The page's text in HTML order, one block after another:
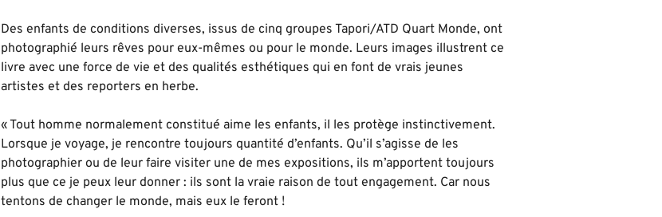
Des enfants de conditions diverses, issus de cinq groupes Tapori/ATD Quart Monde, ont
photographié leurs rêves pour eux-mêmes ou pour le monde. Leurs images illustrent ce
livre avec une force de vie et des qualités esthétiques qui en font de vrais jeunes
artistes et des reporters en herbe.
« Tout homme normalement constitué aime les enfants, il les protège instinctivement.
Lorsque je voyage, je rencontre toujours quantité d’enfants. Qu’il s’agisse de les
photographier ou de leur faire visiter une de mes expositions, ils m’apportent toujours
plus que ce je peux leur donner : ils sont la vraie raison de tout engagement. Car nous
tentons de changer le monde, mais eux le feront !